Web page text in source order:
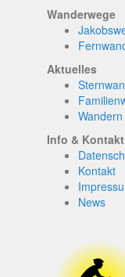
Wanderwege
Aktuelles
Info & Kontakt
Kontakt
News